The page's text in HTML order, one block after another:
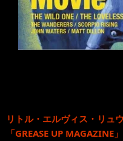
リトル・エルヴィス・リュ
「GREASE UP MAGAZINE